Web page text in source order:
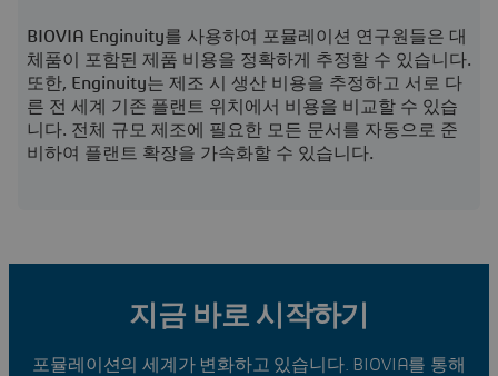
BIOVIA Enginuity를 사용하여 포뮬레이션 연구원들은 대
체품이 포함된 제품 비용을 정확하게 추정할 수 있습니다.
또한, Enginuity는 제조 시 생산 비용을 추정하고 서로 다
른 전 세계 기존 플랜트 위치에서 비용을 비교할 수 있습
니다. 전체 규모 제조에 필요한 모든 문서를 자동으로 준
비하여 플랜트 확장을 가속화할 수 있습니다.
지금 바로 시작하기
포뮬레이션의 세계가 변화하고 있습니다. BIOVIA를 통해